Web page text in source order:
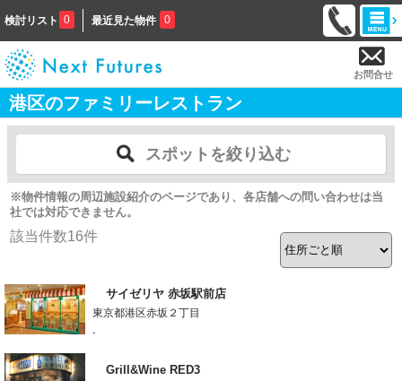
検討リスト 0 最近見た物件 0
お問合せ
港区のファミリーレストラン
スポットを絞り込む
※物件情報の周辺施設紹介のページであり、各店舗への問い合わせは当
社では対応できません。
該当件数16件
サイゼリヤ 赤坂駅前店
東京都港区赤坂２丁目
-
Grill&Wine RED3